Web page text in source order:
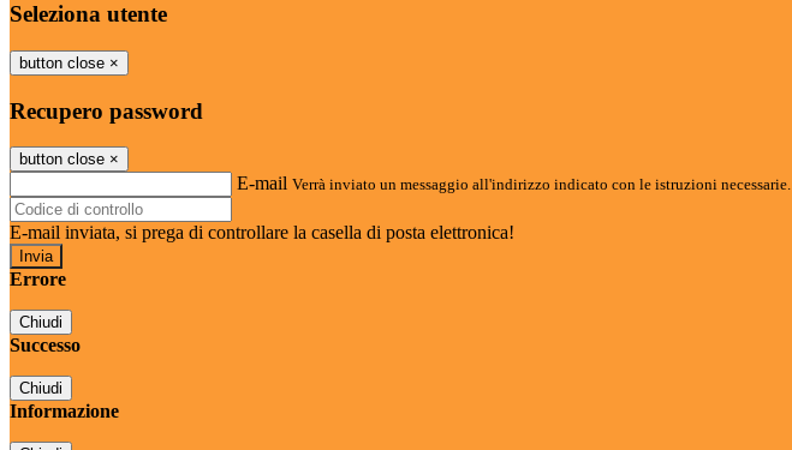
Seleziona utente
button close ×
Recupero password
button close ×
E-mail Verrà inviato un messaggio all'indirizzo indicato con le istruzioni necessarie.
E-mail inviata, si prega di controllare la casella di posta elettronica!
Errore
Chiudi
Successo
Chiudi
Informazione